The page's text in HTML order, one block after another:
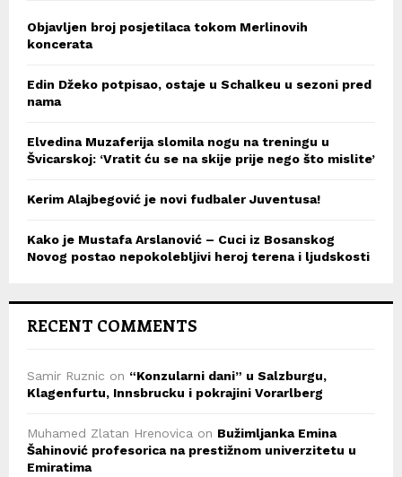
Objavljen broj posjetilaca tokom Merlinovih
koncerata
Edin Džeko potpisao, ostaje u Schalkeu u sezoni pred
nama
Elvedina Muzaferija slomila nogu na treningu u
Švicarskoj: ‘Vratit ću se na skije prije nego što mislite’
Kerim Alajbegović je novi fudbaler Juventusa!
Kako je Mustafa Arslanović – Cuci iz Bosanskog
Novog postao nepokolebljivi heroj terena i ljudskosti
RECENT COMMENTS
Samir Ruznic on “Konzularni dani” u Salzburgu,
Klagenfurtu, Innsbrucku i pokrajini Vorarlberg
Muhamed Zlatan Hrenovica on Bužimljanka Emina
Šahinović profesorica na prestižnom univerzitetu u
Emiratima